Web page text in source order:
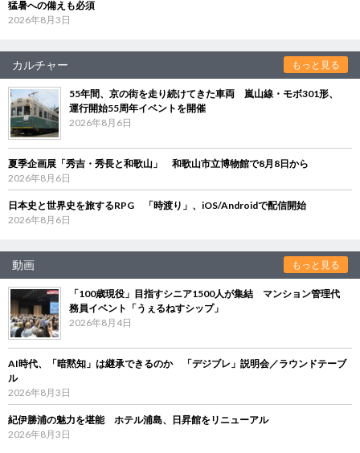
猛暑への備えも必須
2026年8月3日
カルチャー もっと見る
55年間、京の街を走り続けてきた車両 嵐山線・モボ301形、
運行開始55周年イベントを開催
2026年8月6日
夏季企画展「秀吉・秀長と和歌山」 和歌山市立博物館で8月8日から
2026年8月6日
日本史と世界史を旅するRPG 「時渡り」、iOS/Androidで配信開始
2026年8月6日
動画 もっと見る
「100歳現役」目指すシニア1500人が集結 マンション管理代
務員イベント「うぇるねすシップ」
2026年8月4日
AI時代、「暗黙知」は継承できるのか 「デジブレ」説明会／ラウンドテーブ
ル
2026年8月3日
紀伊勝浦の魅力を堪能 ホテル浦島、日昇館をリニューアル
2026年8月3日